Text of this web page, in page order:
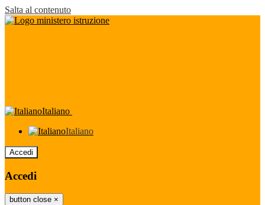
Salta al contenuto
Italiano
Italiano
Accedi
Accedi
button close ×